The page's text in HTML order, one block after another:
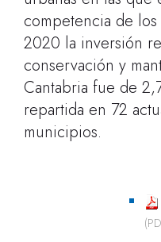
competencia de
2020 la inversión
conservación y
Cantabria fue de
repartida en 72
municipios.